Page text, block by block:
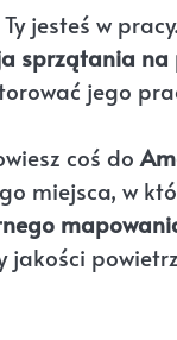
jesteś w
sprzątania
jego
coś do
miejsca, w
jakości